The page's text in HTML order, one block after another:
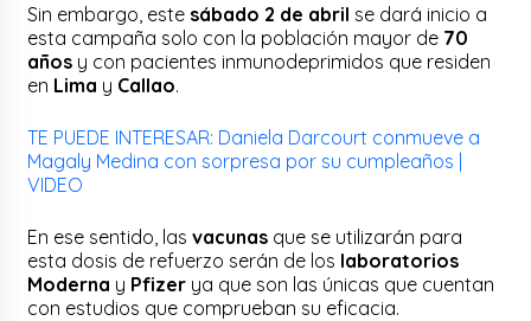
Sin embargo, este sábado 2 de abril se dará inicio a
esta campaña solo con la población mayor de 70
años y con pacientes inmunodeprimidos que residen
en Lima y Callao.
TE PUEDE INTERESAR: Daniela Darcourt conmueve a
Magaly Medina con sorpresa por su cumpleaños |
VIDEO
En ese sentido, lasvacunas que se utilizarán para
esta dosis de refuerzo serán de los laboratorios
Moderna y Pfizer ya que son las únicas que cuentan
con estudios que comprueban su eficacia.